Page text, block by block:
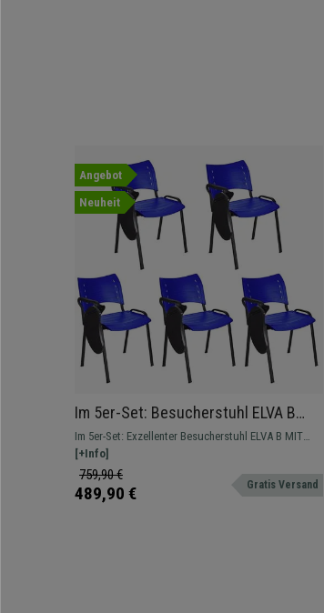
Angebot
Neuheit
Im 5er-Set: Besucherstuhl ELVA B
MIT SCHREIBBRETT, stapelbar und
sehr praktisch, schwarze Stuhlbeine,
Farbe Blau
Im 5er-Set: Exzellenter Besucherstuhl ELVA B MIT
SCHREIBBRETT. Wenn Robustheit, Komfort und
einfache Handhabung gefragt sind. Ideal geeignet
für Wartezimmer, Besprechungräume oder
Konferenzsäle.
[+Info]
759,90 €
489,90 € Gratis Versand